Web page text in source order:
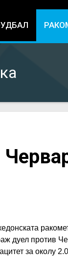
дуел против
за околу